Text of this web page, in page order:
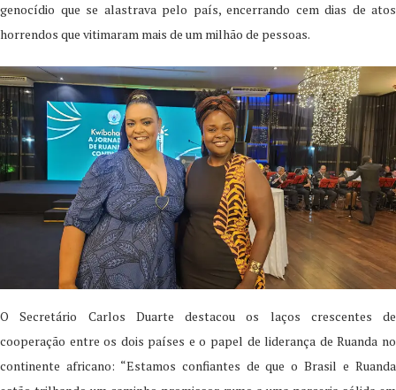
genocídio que se alastrava pelo país, encerrando cem dias de atos
horrendos que vitimaram mais de um milhão de pessoas.
O Secretário Carlos Duarte destacou os laços crescentes de
cooperação entre os dois países e o papel de liderança de Ruanda no
continente africano: “Estamos confiantes de que o Brasil e Ruanda